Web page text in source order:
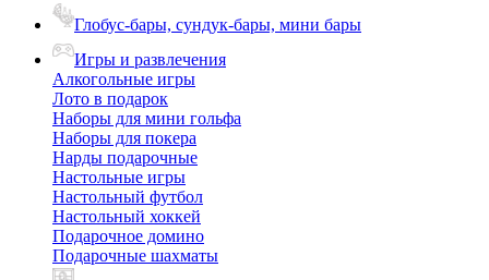
Глобус-бары, сундук-бары, мини бары
Игры и развлечения
Алкогольные игры
Лото в подарок
Наборы для мини гольфа
Наборы для покера
Нарды подарочные
Настольные игры
Настольный футбол
Настольный хоккей
Подарочное домино
Подарочные шахматы